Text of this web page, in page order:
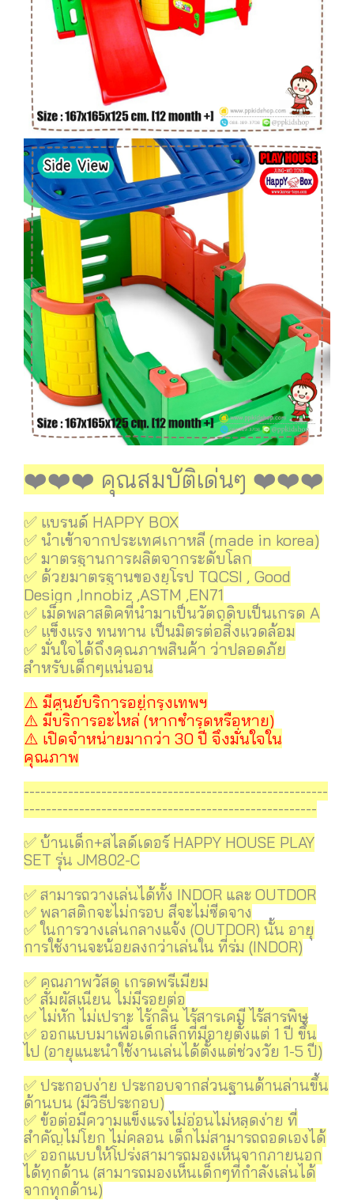
️️️❤️❤️❤️ คุณสมบัติเด่นๆ ️️️❤️❤️❤️
✅ แบรนด์ HAPPY BOX
✅ นำเข้าจากประเทศเกาหลี (made in korea)
✅ มาตรฐานการผลิตจากระดับโลก
✅ ด้วยมาตรฐานของยุโรป TQCSI , Good
Design ,Innobiz ,ASTM ,EN71
✅ เม็ดพลาสติคที่นำมาเป็นวัตถุดิบเป็นเกรด A
✅ แข็งแรง ทนทาน เป็นมิตรต่อสิ่งแวดล้อม
✅ มั่นใจได้ถึงคุณภาพสินค้า ว่าปลอดภัย
สำหรับเด็กๆแน่นอน
️⚠️ มีศูนย์บริการอยู่กรุงเทพฯ
⚠️️ มีบริการอะไหล่ (หากชำรุดหรือหาย)
⚠️️ เปิดจำหน่ายมากว่า 30 ปี จึงมั่นใจใน
คุณภาพ
-------------------------------------------------------
-----------------------------------------------------
✅ บ้านเด็ก+สไลด์เดอร์ HAPPY HOUSE PLAY
SET รุ่น JM802-C
✅ สามารถวางเล่นได้ทั้ง INDOR และ OUTDOR
✅ พลาสติกจะไม่กรอบ สีจะไม่ซีดจาง
✅ ในการวางเล่นกลางแจ้ง (OUTDOR) นั้น อายุ
การใช้งานจะน้อยลงกว่าเล่นใน ที่ร่ม (INDOR)
✅ คุณภาพวัสดุ เกรดพรีเมียม
✅ สัมผัสเนียน ไม่มีรอยต่อ
✅ ไม่หัก ไม่เปราะ ไร้กลิ่น ไร้สารเคมี ไร้สารพิษ
✅ ออกแบบมาเพื่อเด็กเล็กที่มีอายุตั้งแต่ 1 ปี ขึ้น
ไป (อายุแนะนำใช้งานเล่นได้ตั้งแต่ช่วงวัย 1-5 ปี)
✅ ประกอบง่าย ประกอบจากส่วนฐานด้านล่านขึ้น
ด้านบน (มีวิธีประกอบ)
✅ ข้อต่อมีความแข็งแรงไม่อ่อนไม่หลุดง่าย ที่
สำคัญไม่โยก ไม่คลอน เด็กไม่สามารถถอดเองได้
✅ ออกแบบให้โปร่งสามารถมองเห็นจากภายนอก
ได้ทุกด้าน (สามารถมองเห็นเด็กๆที่กำลังเล่นได้
จากทุกด้าน)